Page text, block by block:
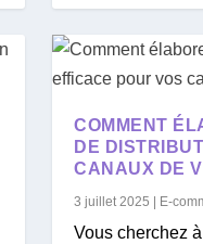
COMMENT
DE
CANAUX DE
3 juillet 2025 E-
Vous cherchez